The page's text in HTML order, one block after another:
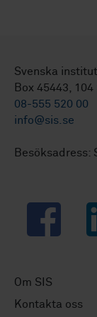
Svenska
Box 45443,
08-555 520 00
info@sis.se
Besöksadress:
Facebook
Om SIS
Kontakta oss